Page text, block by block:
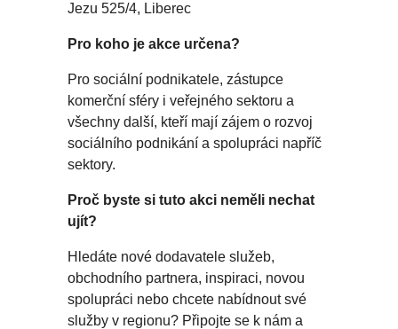
Jezu 525/4, Liberec
Pro koho je akce určena?
Pro sociální podnikatele, zástupce
komerční sféry i veřejného sektoru a
všechny další, kteří mají zájem o rozvoj
sociálního podnikání a spolupráci napříč
sektory.
Proč byste si tuto akci neměli nechat
ujít?
Hledáte nové dodavatele služeb,
obchodního partnera, inspiraci, novou
spolupráci nebo chcete nabídnout své
služby v regionu? Připojte se k nám a